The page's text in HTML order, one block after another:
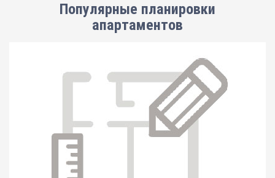
Популярные планировки
апартаментов